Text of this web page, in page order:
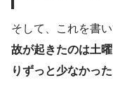
そして、これを書
故が起きたのは土
りずっと少なかった